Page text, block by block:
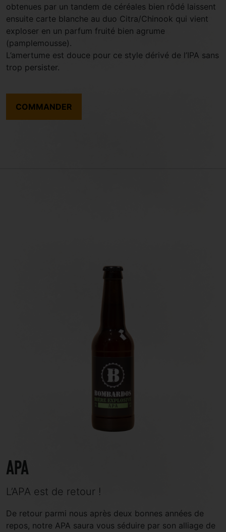
obtenues par un tandem de céréales bien rôdé laissent
ensuite carte blanche au duo Citra/Chinook qui vient
exploser en un parfum fruité bien agrume
(pamplemousse).
L’amertume est douce pour ce style dérivé de l’IPA sans
trop persister.
COMMANDER
APA
L’APA est de retour !
De retour parmi nous après deux bonnes années de
repos, notre APA saura vous séduire par son alliage de